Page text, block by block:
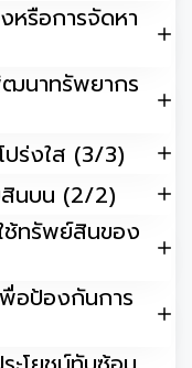
หรือการจัดหา
ฒนาทรัพยากร
ร่งใส (3/3)
นบน (2/2)
ช้ทรัพย์สินของ
อป้องกันการ